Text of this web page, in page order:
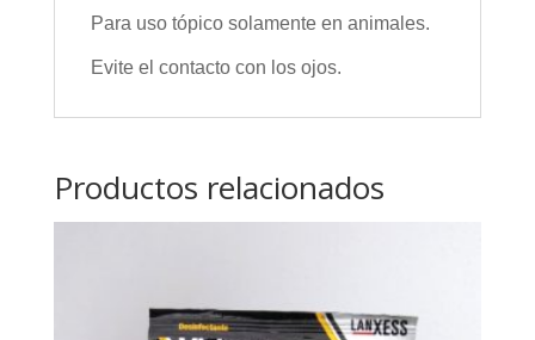
Para uso tópico solamente en animales.
Evite el contacto con los ojos.
Productos relacionados